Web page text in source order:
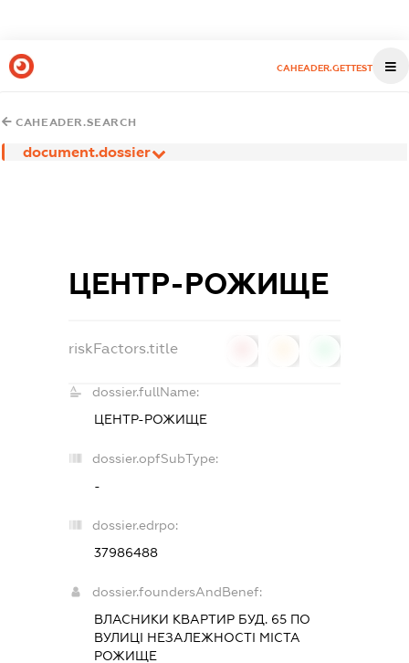
CAHEADER.GETTEST
CAHEADER.SEARCH
document.dossier
ЦЕНТР-РОЖИЩЕ
riskFactors.title
dossier.fullName:
ЦЕНТР-РОЖИЩЕ
dossier.opfSubType:
-
dossier.edrpo:
37986488
dossier.foundersAndBenef:
ВЛАСНИКИ КВАРТИР БУД. 65 ПО
ВУЛИЦІ НЕЗАЛЕЖНОСТІ МІСТА
РОЖИЩЕ